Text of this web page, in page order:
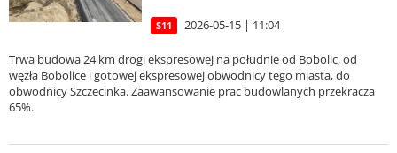
S11 2026-05-15 | 11:04
Trwa budowa 24 km drogi ekspresowej na południe od Bobolic, od
węzła Bobolice i gotowej ekspresowej obwodnicy tego miasta, do
obwodnicy Szczecinka. Zaawansowanie prac budowlanych przekracza
65%.